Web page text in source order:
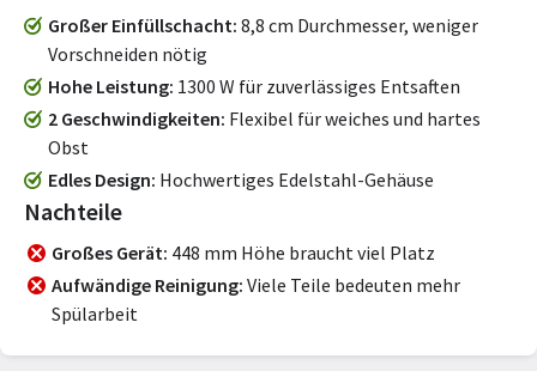
Großer Einfüllschacht 8,8 cm Durchmesser, weniger
Vorschneiden nötig
Hohe Leistung 1300 W für zuverlässiges Entsaften
2 Geschwindigkeiten Flexibel für weiches und hartes
Obst
Edles Design Hochwertiges Edelstahl-Gehäuse
Nachteile
Großes Gerät 448 mm Höhe braucht viel Platz
Aufwändige Reinigung Viele Teile bedeuten mehr
Spülarbeit